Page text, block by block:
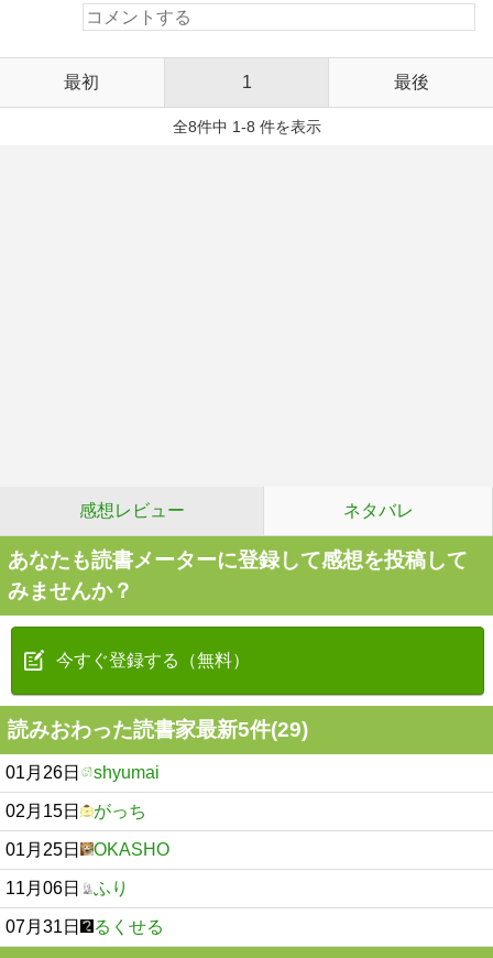
最初 1 最後
全8件中 1-8 件を表示
感想レビュー ネタバレ
あなたも読書メーターに登録して感想を投稿して
みませんか？
今すぐ登録する（無料）
読みおわった読書家最新5件(29)
01月26日 shyumai
02月15日 がっち
01月25日 OKASHO
11月06日 ふり
07月31日 るくせる